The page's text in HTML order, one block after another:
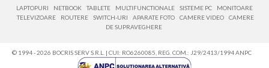
LAPTOPURI NETBOOK TABLETE MULTIFUNCTIONALE SISTEME PC
MONITOARE
TELEVIZOARE
ROUTERE SWITCH-URI APARATE FOTO CAMERE VIDEO
CAMERE
DE SUPRAVEGHERE
© 1994 - 2026 BOCRIS SERV S.R.L. | CUI: RO6260085, REG. COM.: J29/2413/1994ANPC